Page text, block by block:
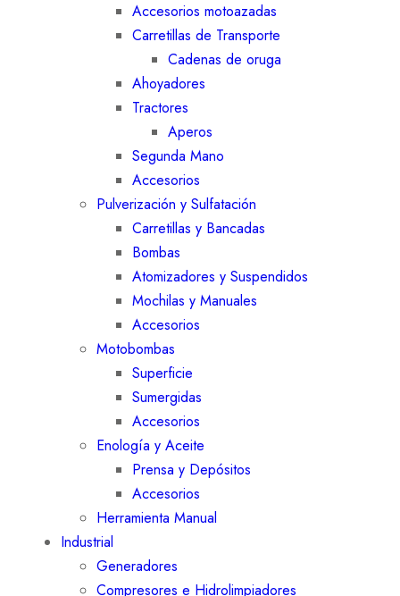
Accesorios motoazadas
Carretillas de Transporte
Cadenas de oruga
Ahoyadores
Tractores
Aperos
Segunda Mano
Accesorios
Pulverización y Sulfatación
Carretillas y Bancadas
Bombas
Atomizadores y Suspendidos
Mochilas y Manuales
Accesorios
Motobombas
Superficie
Sumergidas
Accesorios
Enología y Aceite
Prensa y Depósitos
Accesorios
Herramienta Manual
Industrial
Generadores
Compresores e Hidrolimpiadores